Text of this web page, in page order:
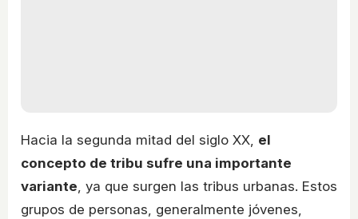
Hacia la segunda mitad del siglo XX, el
concepto de tribu sufre una importante
variante, ya que surgen las tribus urbanas. Estos
grupos de personas, generalmente jóvenes,